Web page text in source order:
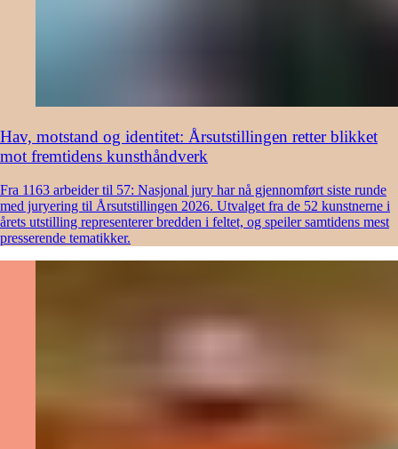
Hav, motstand og identitet: Årsutstillingen retter blikket
mot fremtidens kunsthåndverk
Fra 1163 arbeider til 57: Nasjonal jury har nå gjennomført siste runde
med juryering til Årsutstillingen 2026. Utvalget fra de 52 kunstnerne i
årets utstilling representerer bredden i feltet, og speiler samtidens mest
presserende tematikker.